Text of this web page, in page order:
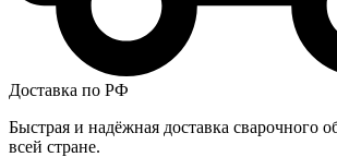
Доставка по РФ
Быстрая и надёжная доставка сварочного
всей стране.